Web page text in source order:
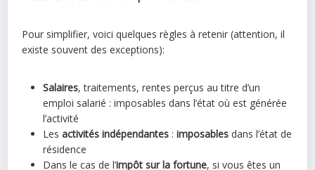
Pour simplifier, voici quelques règles à retenir (attention, il
existe souvent des exceptions):
Salaires, traitements, rentes perçus au titre d’un
emploi salarié : imposables dans l’état où est générée
l’activité
Lesactivités indépendantes :imposables dans l’état de
résidence
Dans le cas de l’impôt sur la fortune, si vous êtes un